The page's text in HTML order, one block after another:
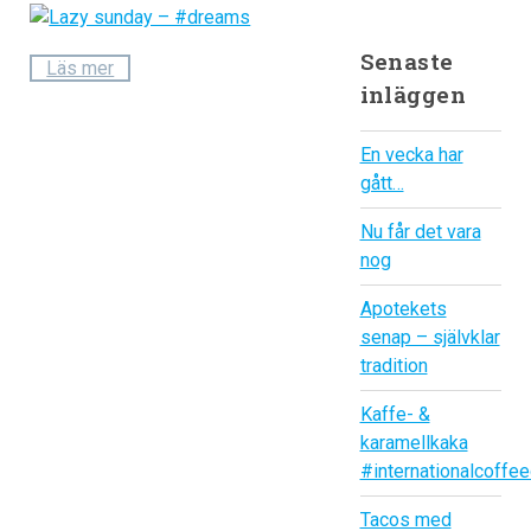
Läs mer
Senaste
inläggen
En vecka har
gått…
Nu får det vara
nog
Apotekets
senap – självklar
tradition
Kaffe- &
karamellkaka
Tacos med